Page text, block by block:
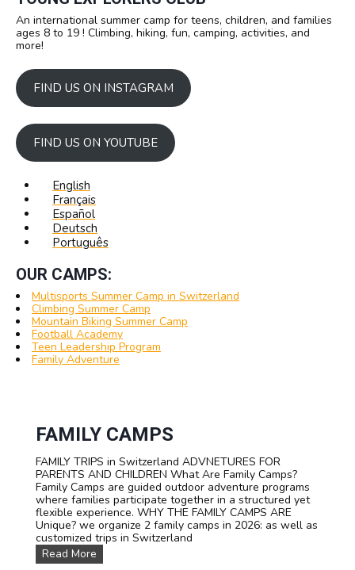
An international summer camp for teens, children, and families
ages 8 to 19 ! Climbing, hiking, fun, camping, activities, and
more!
FIND US ON INSTAGRAM
FIND US ON YOUTUBE
English
Français
Español
Deutsch
Português
OUR CAMPS:
Multisports Summer Camp in Switzerland
Climbing Summer Camp
Mountain Biking Summer Camp
Football Academy
Teen Leadership Program
Family Adventure
FAMILY CAMPS
FAMILY TRIPS in Switzerland ADVNETURES FOR
PARENTS AND CHILDREN What Are Family Camps?
Family Camps are guided outdoor adventure programs
where families participate together in a structured yet
flexible experience. WHY THE FAMILY CAMPS ARE
Unique? we organize 2 family camps in 2026: as well as
customized trips in Switzerland
Read More
A